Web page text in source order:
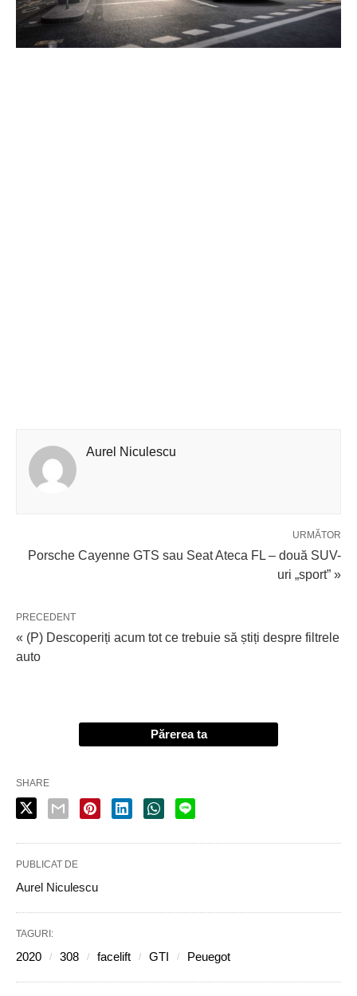
Aurel Niculescu
URMĂTOR
Porsche Cayenne GTS sau Seat Ateca FL – două SUV-
uri „sport” »
PRECEDENT
« (P) Descoperiți acum tot ce trebuie să știți despre filtrele
auto
Părerea ta
SHARE
PUBLICAT DE
Aurel Niculescu
TAGURI:
2020 308 facelift GTI Peuegot